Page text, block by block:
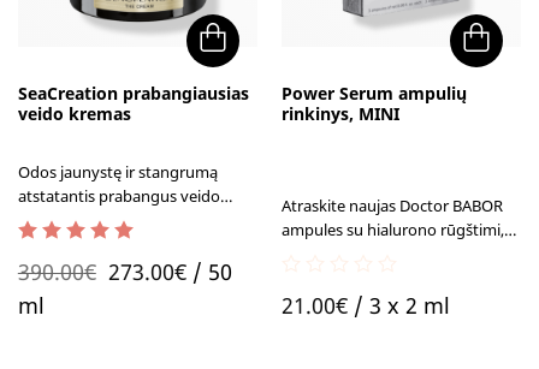
SeaCreation prabangiausias
veido kremas
Odos jaunystę ir stangrumą
atstatantis prabangus veido
kremas
390.00€ Original
273.00€Current
/ 50
ml
Power Serum ampulių
rinkinys, MINI
Atraskite naujas Doctor BABOR
ampules su hialurono rūgštimi,
out
21.00€/ 3 x 2 ml